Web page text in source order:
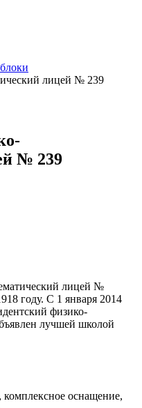
лицей № 239
№ 239
лицей №
году. C 1 января 2014
физико-
лучшей школой
комплексное оснащение,